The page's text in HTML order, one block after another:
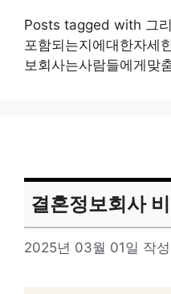
Posts tagged with 그
포함되는지에대한자세
보회사는사람들에게맞
결혼정보회사
2025년 03월 01일 작